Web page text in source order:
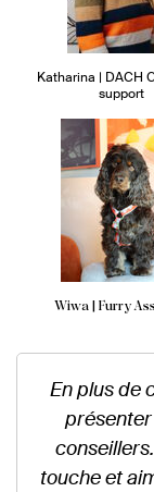
Katharina | DACH
support
Wiwa | Furry
En plus de
touche et